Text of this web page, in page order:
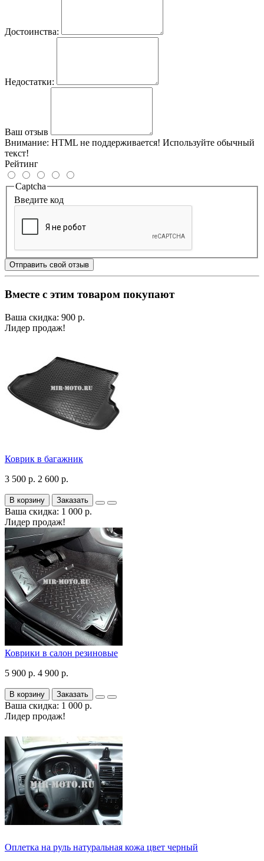
Достоинства:
Недостатки:
Ваш отзыв
Внимание: HTML не поддерживается! Используйте обычный
текст!
Рейтинг
Captcha
Введите код
Отправить свой отзыв
Вместе с этим товаром покупают
Ваша скидка: 900 р.
Лидер продаж!
Коврик в багажник
3 500 р. 2 600 р.
В корзину Заказать
Ваша скидка: 1 000 р.
Лидер продаж!
Коврики в салон резиновые
5 900 р. 4 900 р.
В корзину Заказать
Ваша скидка: 1 000 р.
Лидер продаж!
Оплетка на руль натуральная кожа цвет черный